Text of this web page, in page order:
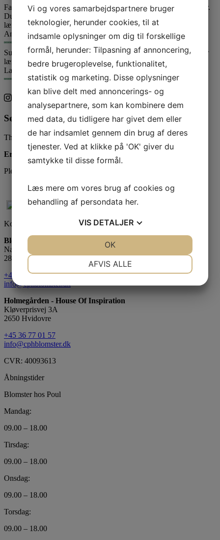
Fantastisk butikFantastisk butik. Super service og altid friske varer.
Du er sikker på succes med en buket herfra! Smukke og holder
længe
AnnetteKunde
Super godt stedSuper godt sted. Altid smukke buketter som holder
længe, samt god service. Kan kun anbefales.
Laila
Se vores Instagram
This error message is only visible to WordPress admins
Error: No feed with the ID 1 found.
Please go to the Instagram Feed settings page to create a feed.
Kontaktinformation
Blomster hos Poul - House Of Inspiration
Nærumvænge Torv 11, st.
2850 Nærum
+45 45 80 24 30
info@cphblomster.dk
Holmegården - House Of Inspiration
Kløverprisvej 3A
2650 Hvidovre
+45 36 77 01 57
info@cphblomster.dk
CVR: 40093613
Åbningstider
Blomster hos Poul
Mandag:
09.00 – 18.00
Tirsdag:
09.00 – 18.00
Onsdag:
09.00 – 18.00
Torsdag:
09.00 – 18.00
Vi og vores samarbejdspartnere bruger
teknologier, herunder cookies, til at
indsamle oplysninger om dig til forskellige
formål, herunder: Tilpasning af annoncering,
bedre brugeroplevelse, funktionalitet,
statistik og marketing. Disse oplysninger
kan blive delt med annoncerings- og
analysepartnere, som kan kombinere dem
med data, du tidligere har givet dem eller
de har indsamlet gennem din brug af deres
tjenester. Ved at klikke på 'OK' giver du
samtykke til disse formål.
Læs mere om vores brug af cookies og
behandling af persondata her.
VIS DETALJER
AFVIS ALLE
OK